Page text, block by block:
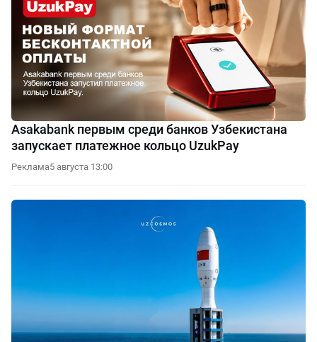
Asakabank первым среди банков Узбекистана
запускает платежное кольцо UzukPay
Реклама5 августа 13:00